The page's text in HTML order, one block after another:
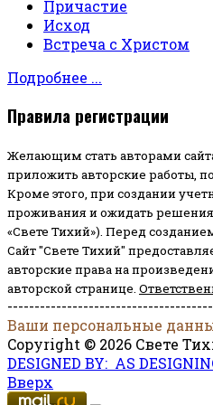
Причастие
Исход
Встреча с Христом
Подробнее ...
Правила регистрации
Желающим стать авторами
приложить авторские работы,
Кроме этого, при создании
проживания и ожидать
«Свете Тихий»). Перед
Сайт "Свете Тихий"
авторские права на
авторской странице.
Ваши персональные
Copyright © 2026 Свете
DESIGNED BY: AS
Вверх